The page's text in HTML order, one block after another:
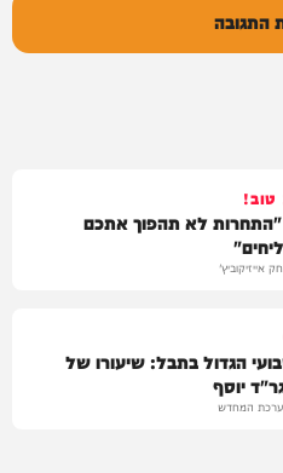
התגובה
"התחרות לא תהפוך אתכם
אייזיקוביץ'
הגדול בתבל: שיעורו של
יוסף
המחדש